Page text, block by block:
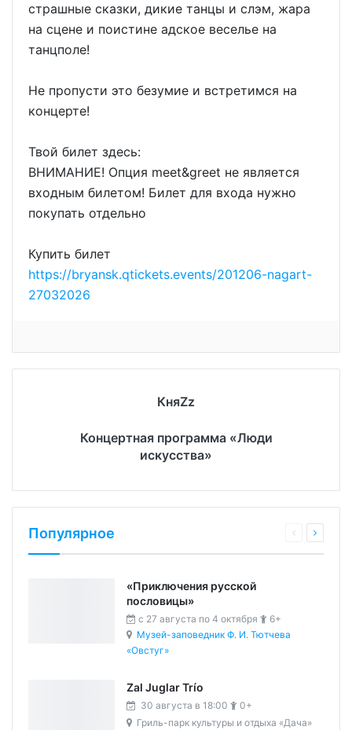
страшные сказки, дикие танцы и слэм, жара
на сцене и поистине адское веселье на
танцполе!
Не пропусти это безумие и встретимся на
концерте!
Твой билет здесь:
ВНИМАНИЕ! Опция meet&greet не является
входным билетом! Билет для входа нужно
покупать отдельно
Купить билет
https://bryansk.qtickets.events/201206-nagart-
27032026
КняZz
Концертная программа «Люди
искусства»
Популярное
«Приключения русской
пословицы»
c 27 августа по 4 октября
6+
Музей-заповедник Ф. И. Тютчева
«Овстуг»
Zal Juglar Trío
30 августа в 18:00
0+
Гриль-парк культуры и отдыха «Дача»